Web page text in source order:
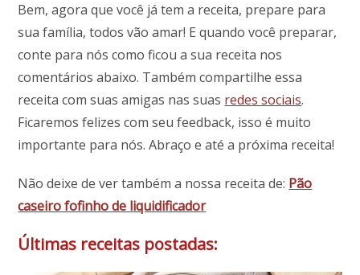
Bem, agora que você já tem a receita, prepare para
sua família, todos vão amar! E quando você preparar,
conte para nós como ficou a sua receita nos
comentários abaixo. Também compartilhe essa
receita com suas amigas nas suas redes sociais.
Ficaremos felizes com seu feedback, isso é muito
importante para nós. Abraço e até a próxima receita!
Não deixe de ver também a nossa receita de: Pão
caseiro fofinho de liquidificador
Últimas receitas postadas: